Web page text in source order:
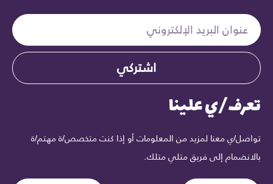
اشتركي
تعرف/ي علينا
تواصل/ي معنا لمزيد من المعلومات أو إذا كنت متخصص/ة مهتم/ة
بالانضمام إلى فريق متلي متلك.